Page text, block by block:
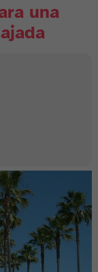
una